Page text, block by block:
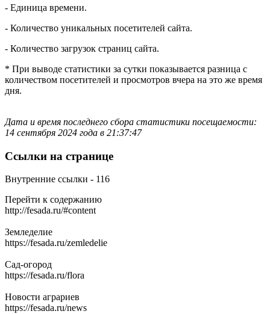
- Единица времени.
- Количество уникальных посетителей сайта.
- Количество загрузок страниц сайта.
* При выводе статистики за сутки показывается разница с
количеством посетителей и просмотров вчера на это же время
дня.
Дата и время последнего сбора статистики посещаемости:
14 сентября 2024 года в 21:37:47
Ссылки на странице
Внутренние ссылки - 116
Перейти к содержанию
http://fesada.ru/#content
Земледелие
https://fesada.ru/zemledelie
Сад-огород
https://fesada.ru/flora
Новости аграриев
https://fesada.ru/news